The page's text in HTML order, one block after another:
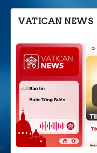
VATICAN NEWS